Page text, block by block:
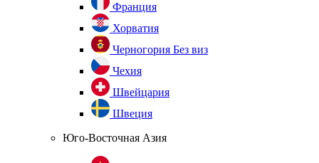
Франция
Хорватия
Черногория Без виз
Чехия
Швейцария
Швеция
Юго-Восточная Азия